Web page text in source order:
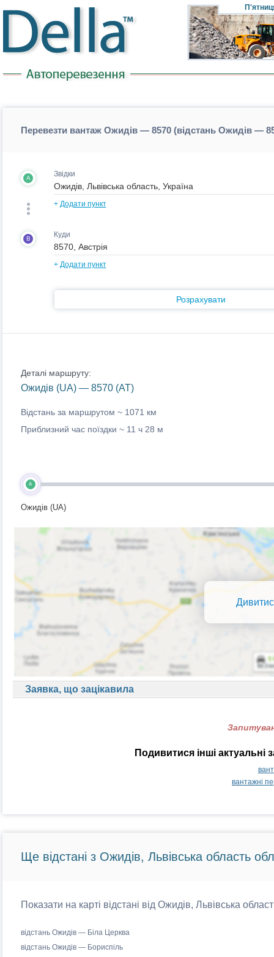
Перевезти вантаж Ожидів — 8570 (відстань Ожидів —
A Звідки
+ Додати пункт
B Куди
+ Додати пункт
Розрахувати
Деталі маршруту:
Ожидів (UA) — 8570 (AT)
Відстань за маршрутом ~ 1071 км
Приблизний час поїздки ~ 11 ч 28 м
A
Ожидів (UA)
Заявка, що зацікавила
Подивитися інші
вантажні
Ще відстані з Ожидів, Львівська область
Показати на карті відстані від Ожидів, Львівська
відстань Ожидів — Біла Церква
відстань Ожидів — Бориспіль